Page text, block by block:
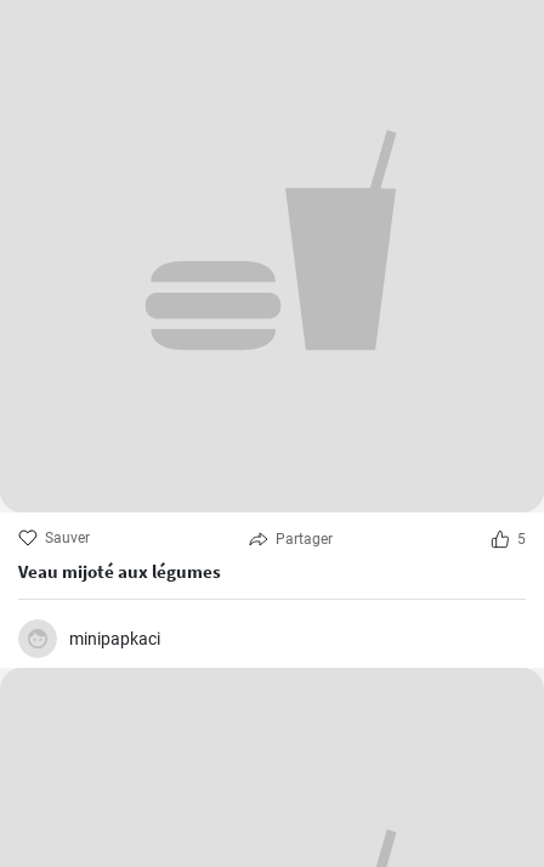
Sauver Partager 5
Veau mijoté aux légumes
minipapkaci